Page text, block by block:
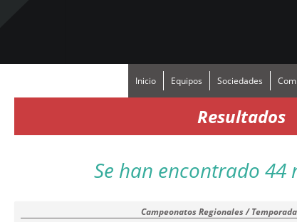
Inicio Equipos Sociedades
Resultados
Se han encontrado 44
Campeonatos Regionales /